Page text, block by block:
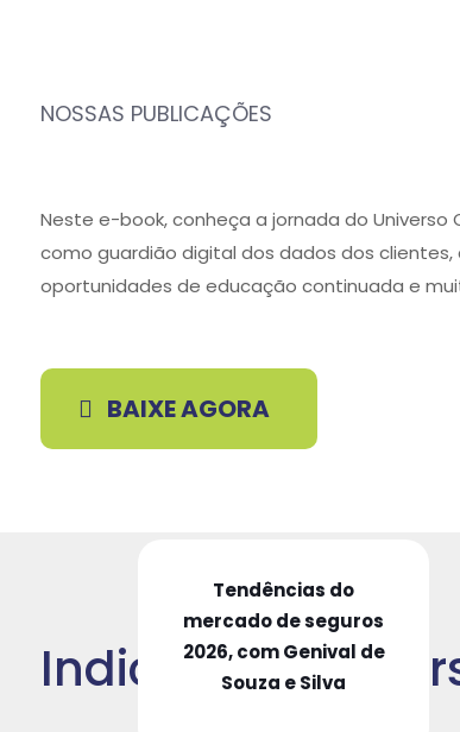
NOSSAS PUBLICAÇÕES
Neste e-book, conheça a jornada do
como guardião digital dos dados dos clientes,
oportunidades de educação continuada e
BAIXE AGORA
Indicação de
Tendências do
mercado de seguros
2026, com Genival de
Souza e Silva